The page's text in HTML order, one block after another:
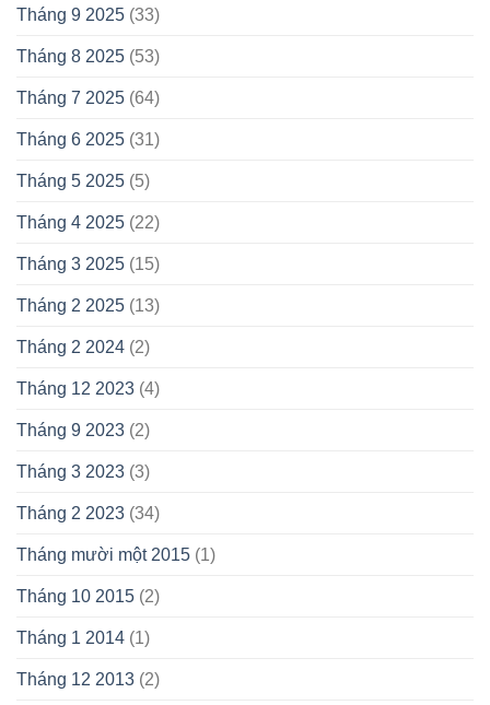
Tháng 9 2025 (33)
Tháng 8 2025 (53)
Tháng 7 2025 (64)
Tháng 6 2025 (31)
Tháng 5 2025 (5)
Tháng 4 2025 (22)
Tháng 3 2025 (15)
Tháng 2 2025 (13)
Tháng 2 2024 (2)
Tháng 12 2023 (4)
Tháng 9 2023 (2)
Tháng 3 2023 (3)
Tháng 2 2023 (34)
Tháng mười một 2015 (1)
Tháng 10 2015 (2)
Tháng 1 2014 (1)
Tháng 12 2013 (2)